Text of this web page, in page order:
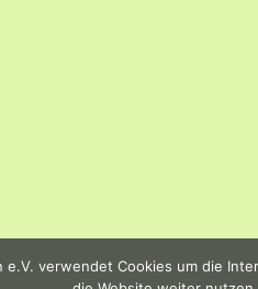
e.V. verwendet Cookies um die